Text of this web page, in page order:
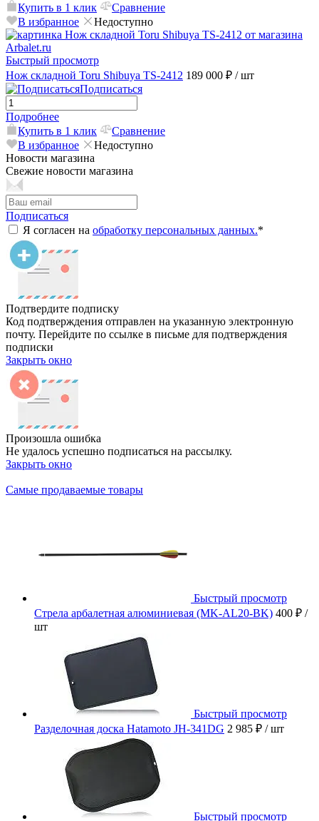
Купить в 1 клик
Сравнение
В избранное
Недоступно
Быстрый просмотр
Нож складной Toru Shibuya TS-2412 189 000 ₽ / шт
Подписаться
Подробнее
Купить в 1 клик
Сравнение
В избранное
Недоступно
Новости магазина
Свежие новости магазина
Подписаться
Я согласен на обработку персональных данных.*
Подтвердите подписку
Код подтверждения отправлен на указанную электронную
почту. Перейдите по ссылке в письме для подтверждения
подписки
Закрыть окно
Произошла ошибка
Не удалось успешно подписаться на рассылку.
Закрыть окно
Самые продаваемые товары
Быстрый просмотр
Стрела арбалетная алюминиевая (MK-AL20-BK) 400 ₽ /
шт
Быстрый просмотр
Разделочная доска Hatamoto JH-341DG 2 985 ₽ / шт
Быстрый просмотр